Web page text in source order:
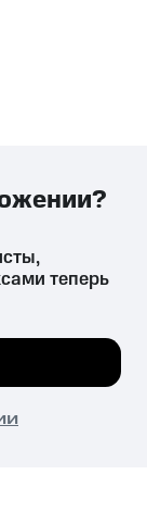
вред здоровью,
теперь